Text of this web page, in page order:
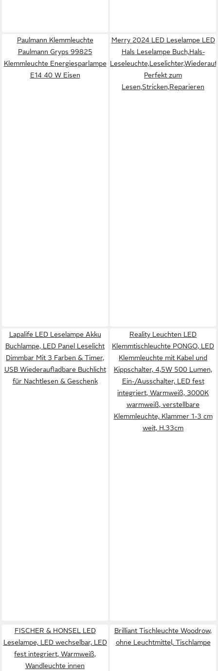
Paulmann Klemmleuchte
Paulmann Gryps 99825
Klemmleuchte Energiesparlampe
E14 40 W Eisen
Merry 2024 LED Leselampe LED
Hals Leselampe Buch,Hals-
Perfekt zum
Lesen,Stricken,Reparieren
Lapalife LED Leselampe Akku
Buchlampe, LED Panel Leselicht
Dimmbar Mit 3 Farben & Timer,
USB Wiederaufladbare Buchlicht
für Nachtlesen & Geschenk
Reality Leuchten LED
Klemmtischleuchte PONGO, LED
Klemmleuchte mit Kabel und
Kippschalter, 4,5W 500 Lumen,
Ein-/Ausschalter, LED fest
integriert, Warmweiß, 3000K
warmweiß, verstellbare
Klemmleuchte, Klammer 1-3 cm
weit, H.33cm
FISCHER & HONSEL LED
Leselampe, LED wechselbar, LED
fest integriert, Warmweiß,
Wandleuchte innen
Brilliant Tischleuchte Woodrow,
ohne Leuchtmittel, Tischlampe